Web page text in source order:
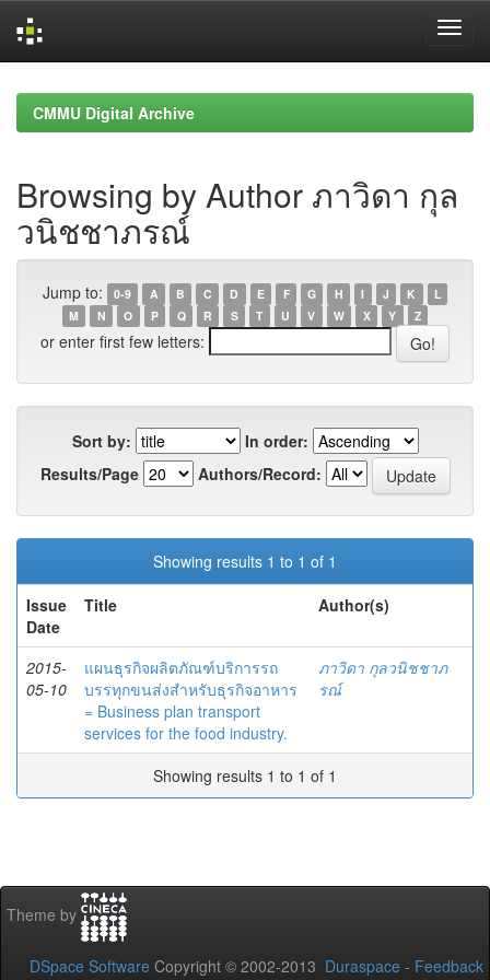
navigationCMMU Digital Archive
Browsing by Author ภาวิดา กุล
วนิชชาภรณ์
Jump to: 0-9 A B C D E F G H I J K
L
M
N O P Q R S T U V W X Y Z
or enter first few letters:
Sort by:
In order:
Results/Page
Authors/Record:
Showing results 1 to 1 of 1
Issue
Date
Title Author(s)
2015-
05-10
แผนธุรกิจผลิตภัณฑ์บริการรถ
บรรทุกขนส่งสำหรับธุรกิจอาหาร
= Business plan transport
services for the food industry.
ภาวิดา กุลวนิชชาภ
รณ์
Showing results 1 to 1 of 1
Theme by
DSpace Software Copyright © 2002-2013 Duraspace - Feedback